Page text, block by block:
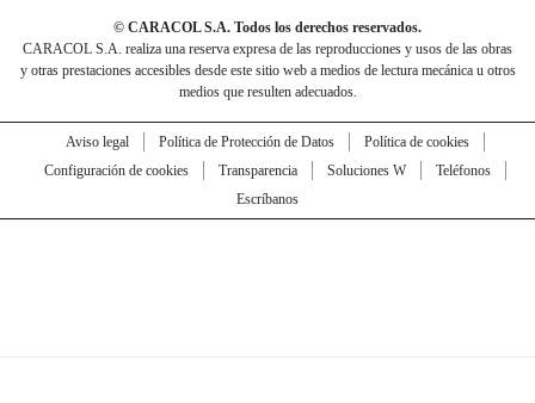
© CARACOL S.A. Todos los derechos reservados.
CARACOL S.A. realiza una reserva expresa de las reproducciones y usos de las obras
y otras prestaciones accesibles desde este sitio web a medios de lectura mecánica u otros
medios que resulten adecuados.
Aviso legal Política de Protección de Datos
Política de cookies
Configuración de cookies
Transparencia Soluciones W
Teléfonos
Escríbanos